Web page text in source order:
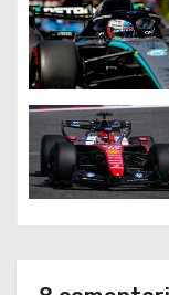
n
d
e
e
n